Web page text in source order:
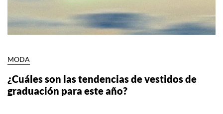
MODA
¿Cuáles son las tendencias de vestidos de
graduación para este año?